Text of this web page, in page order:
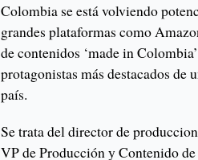
Colombia se está volviendo
grandes plataformas como
de contenidos ‘made in
protagonistas más destacados de
país.
Se trata del director de
VP de Producción y Contenido